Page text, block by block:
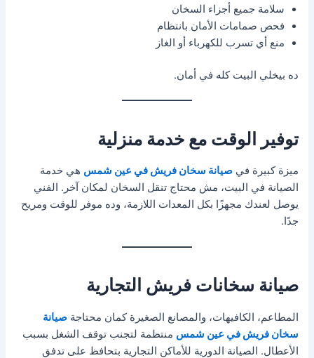
سلامة جميع أجزاء السخان
فحص صمامات الأمان بانتظام
منع أي تسرب للكهرباء أو الغاز
ده بيخلي البيت كله في أمان.
توفير الوقت مع خدمة منزلية
ميزة كبيرة فيصيانة سخان فريش في عين شمس هي خدمة
الصيانة في البيت، مش محتاج تنقل السخان لمكان آخر. الفني
يوصل لعندك مجهزًا بكل المعدات اللازمة، وده موفر للوقت ومريح
جدًا.
صيانة سخانات فريش التجارية
المطاعم، الكافيهات، والمصانع الصغيرة كمان محتاجةصيانة
سخان فريش في عين شمس منتظمة لتجنب توقف الشغل بسبب
الأعطال. الصيانة الدورية للأماكن التجارية بتحافظ على تدفق